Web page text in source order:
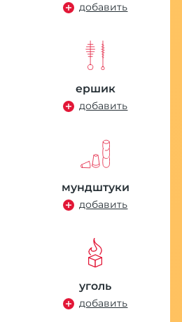
добавить
ершик
добавить
мундштуки
добавить
уголь
добавить